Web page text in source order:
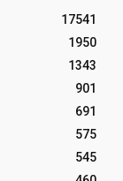
17541
1950
1343
901
691
575
545